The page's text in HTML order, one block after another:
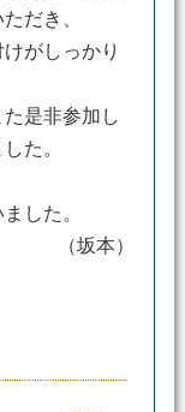
だき、
がしっかり
た是非参加し
た。
した。
（坂本）